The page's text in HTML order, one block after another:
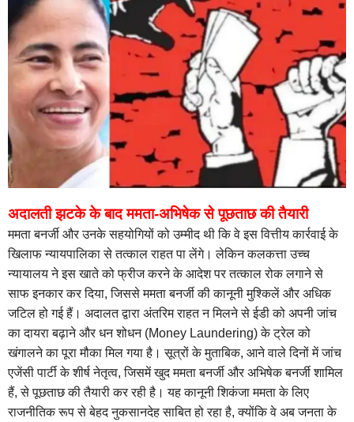
अदालती झटके के बाद ममता-अभिषेक से पूछताछ की तैयारी
ममता बनर्जी और उनके सहयोगियों को उम्मीद थी कि वे इस वित्तीय कार्रवाई के
खिलाफ न्यायपालिका से तत्काल राहत पा लेंगे। लेकिन कलकत्ता उच्च
न्यायालय ने इस खाते को फ्रीज करने के आदेश पर तत्काल रोक लगाने से
साफ इनकार कर दिया, जिससे ममता बनर्जी की कानूनी मुश्किलें और अधिक
जटिल हो गई हैं। अदालत द्वारा अंतरिम राहत न मिलने से ईडी को अपनी जांच
का दायरा बढ़ाने और धन शोधन (Money Laundering) के ट्रेल को
खंगालने का पूरा मौका मिल गया है। सूत्रों के मुताबिक, आने वाले दिनों में जांच
एजेंसी पार्टी के शीर्ष नेतृत्व, जिसमें खुद ममता बनर्जी और अभिषेक बनर्जी शामिल
हैं, से पूछताछ की तैयारी कर रही है। यह कानूनी शिकंजा ममता के लिए
राजनीतिक रूप से बेहद नुकसानदेह साबित हो रहा है, क्योंकि वे अब जनता के